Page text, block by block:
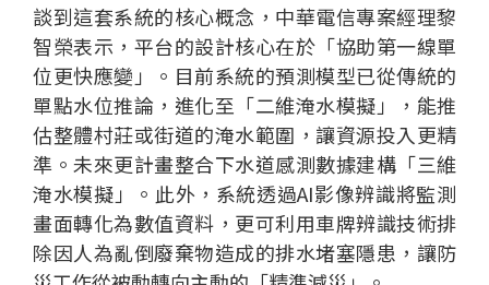
談到這套系統的核心概念，中華電信專案經理黎
智榮表示，平台的設計核心在於「協助第一線單
位更快應變」。目前系統的預測模型已從傳統的
單點水位推論，進化至「二維淹水模擬」，能推
估整體村莊或街道的淹水範圍，讓資源投入更精
準。未來更計畫整合下水道感測數據建構「三維
淹水模擬」。此外，系統透過AI影像辨識將監測
畫面轉化為數值資料，更可利用車牌辨識技術排
除因人為亂倒廢棄物造成的排水堵塞隱患，讓防